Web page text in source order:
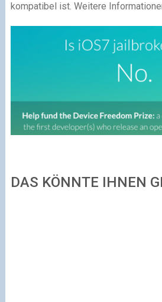
kompatibel ist. Weitere
DAS KÖNNTE IHNEN